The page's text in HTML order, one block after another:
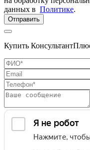
данных в Политике.
Отправить
Купить